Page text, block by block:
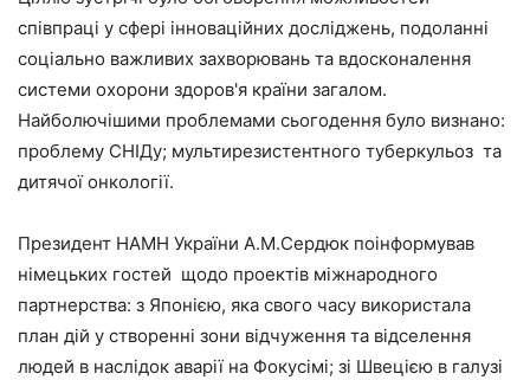
співпраці у сфері інноваційних досліджень, подоланні
соціально важливих захворювань та вдосконалення
системи охорони здоров'я країни загалом.
Найболючішими проблемами сьогодення було визнано:
проблему СНІДу; мультирезистентного туберкульоз та
дитячої онкології.
Президент НАМН України А.М.Сердюк поінформував
німецьких гостей щодо проектів міжнародного
партнерства: з Японією, яка свого часу використала
план дій у створенні зони відчуження та відселення
людей в наслідок аварії на Фокусімі; зі Швецією в галузі